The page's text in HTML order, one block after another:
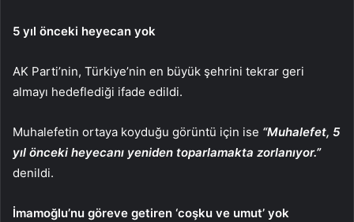
5 yıl önceki heyecan yok
AK Parti’nin, Türkiye’nin en büyük şehrini tekrar geri
almayı hedeflediği ifade edildi.
Muhalefetin ortaya koyduğu görüntü için ise “Muhalefet, 5
yıl önceki heyecanı yeniden toparlamakta zorlanıyor.”
denildi.
İmamoğlu’nu göreve getiren ‘coşku ve umut’ yok